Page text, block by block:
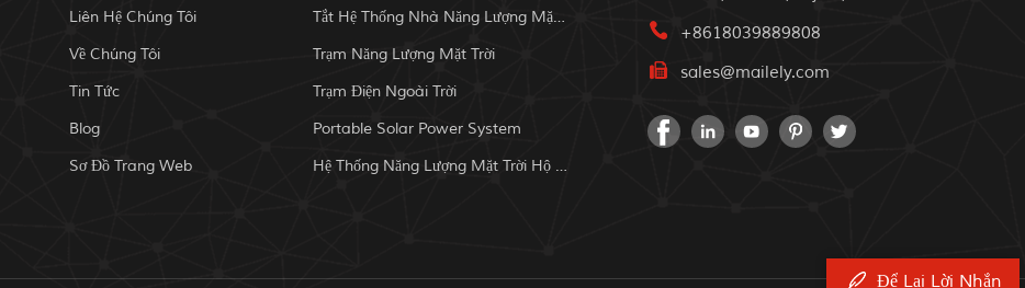
Liên Hệ Chúng Tôi
Về Chúng Tôi
Tin Tức
Blog
Sơ Đồ Trang Web
Tắt Hệ Thống Nhà Năng Lượng Mặt Trời
Trạm Năng Lượng Mặt Trời
Trạm Điện Ngoài Trời
Portable Solar Power System
Hệ Thống Năng Lượng Mặt Trời Hộ Gia Đình
+8618039889808
sales@mailely.com
Để Lại Lời Nhắn